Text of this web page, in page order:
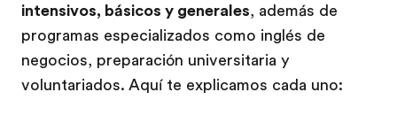
intensivos, básicos y generales, además de
programas especializados como inglés de
negocios, preparación universitaria y
voluntariados. Aquí te explicamos cada uno: